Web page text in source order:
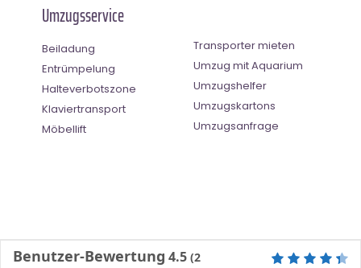
Umzugsservice
Beiladung
Entrümpelung
Halteverbotszone
Klaviertransport
Möbellift
Transporter mieten
Umzug mit Aquarium
Umzugshelfer
Umzugskartons
Umzugsanfrage
Benutzer-Bewertung 4.5 (2